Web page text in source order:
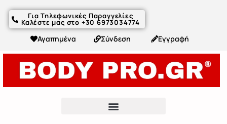
Για Τηλεφωνικές Παραγγελίες
Καλέστε μας στο +30 6973034774
Αγαπημένα Σύνδεση Εγγραφή